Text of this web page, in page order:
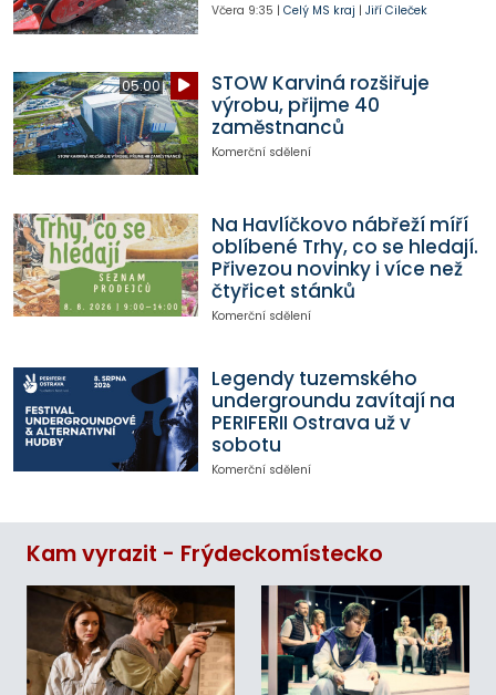
Včera 9:35 | Celý MS kraj | Jiří Cileček
05:00
STOW Karviná rozšiřuje
výrobu, přijme 40
zaměstnanců
Komerční sdělení
Na Havlíčkovo nábřeží míří
oblíbené Trhy, co se hledají.
Přivezou novinky i více než
čtyřicet stánků
Komerční sdělení
Legendy tuzemského
undergroundu zavítají na
PERIFERII Ostrava už v
sobotu
Komerční sdělení
Kam vyrazit - Frýdeckomístecko